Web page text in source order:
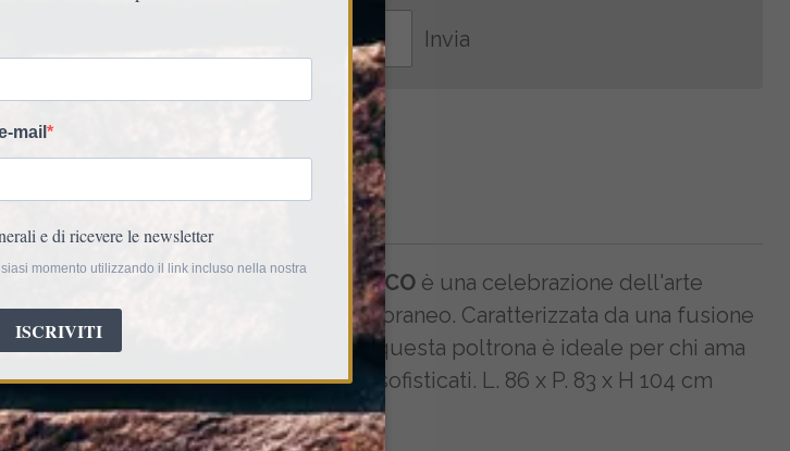
Invia
Esaurito
MOSAICO è una celebrazione dell'arte
tessile e del design contemporaneo. Caratterizzata da una fusione
armoniosa di motivi e colori, questa poltrona è ideale per chi ama
gli accenti d'arredo audaci e sofisticati. L. 86 x P. 83 x H 104 cm